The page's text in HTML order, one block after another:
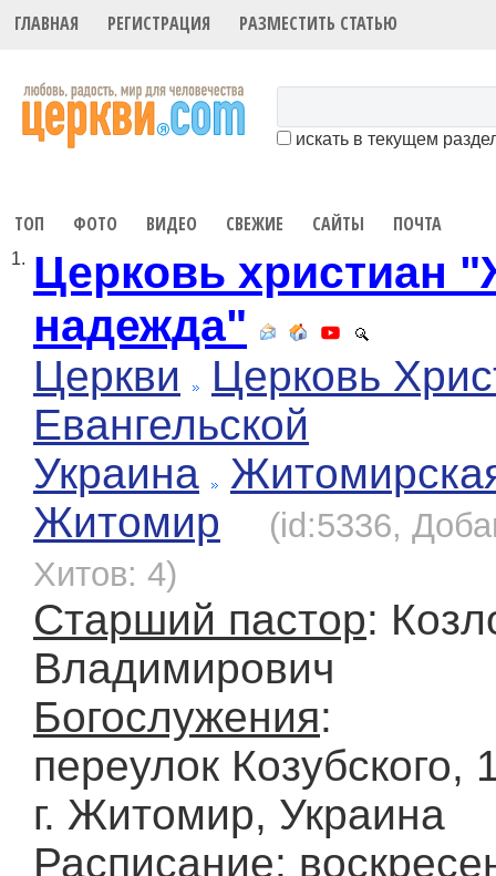
ГЛАВНАЯ РЕГИСТРАЦИЯ РАЗМЕСТИТЬ СТАТЬЮ
искать в текущем
ТОП ФОТО ВИДЕО СВЕЖИЕ САЙТЫ ПОЧТА
1. Церковь христиан
надежда"
Церкви
Церковь
Евангельской
Украина
Житомир
(id:5336,
Хитов: 4)
Старший пастор:
Владимирович
Богослужения:
переулок Козубского,
г. Житомир, Украина
Расписание: